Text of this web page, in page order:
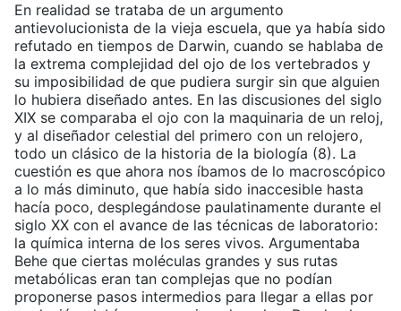
En realidad se trataba de un argumento
antievolucionista de la vieja escuela, que ya había sido
refutado en tiempos de Darwin, cuando se hablaba de
la extrema complejidad del ojo de los vertebrados y
su imposibilidad de que pudiera surgir sin que alguien
lo hubiera diseñado antes. En las discusiones del siglo
XIX se comparaba el ojo con la maquinaria de un reloj,
y al diseñador celestial del primero con un relojero,
todo un clásico de la historia de la biología (8). La
cuestión es que ahora nos íbamos de lo macroscópico
a lo más diminuto, que había sido inaccesible hasta
hacía poco, desplegándose paulatinamente durante el
siglo XX con el avance de las técnicas de laboratorio:
la química interna de los seres vivos. Argumentaba
Behe que ciertas moléculas grandes y sus rutas
metabólicas eran tan complejas que no podían
proponerse pasos intermedios para llegar a ellas por